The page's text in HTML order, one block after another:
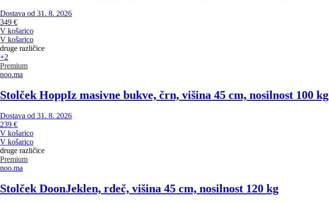
Dostava od 31. 8. 2026
349 €
V košarico
V košarico
druge različice
+2
Premium
noo.ma
Stolček HoppIz masivne bukve, črn, višina 45 cm, nosilnost 100 kg
Dostava od 31. 8. 2026
239 €
V košarico
V košarico
druge različice
Premium
noo.ma
Stolček DoonJeklen, rdeč, višina 45 cm, nosilnost 120 kg